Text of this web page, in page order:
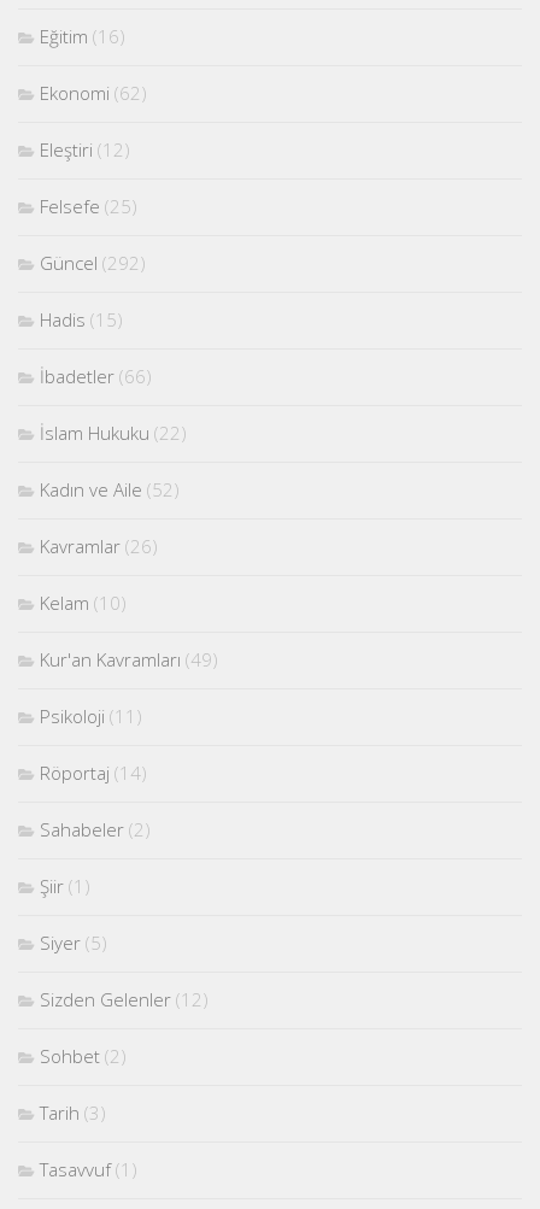
Eğitim (16)
Ekonomi (62)
Eleştiri (12)
Felsefe (25)
Güncel (292)
Hadis (15)
İbadetler (66)
İslam Hukuku (22)
Kadın ve Aile (52)
Kavramlar (26)
Kelam (10)
Kur'an Kavramları (49)
Psikoloji (11)
Röportaj (14)
Sahabeler (2)
Şiir (1)
Siyer (5)
Sizden Gelenler (12)
Sohbet (2)
Tarih (3)
Tasavvuf(1)